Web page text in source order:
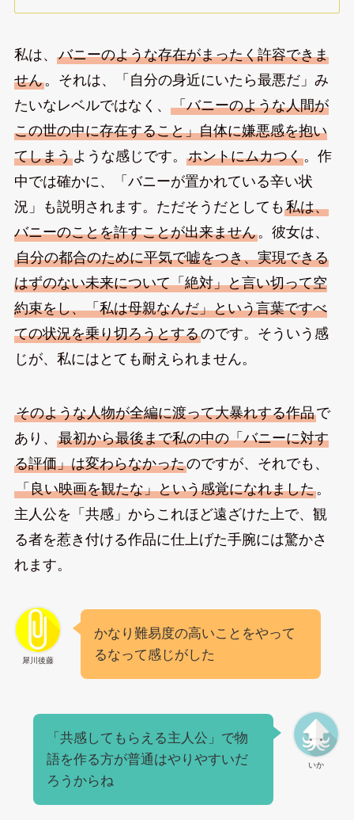
私は、 バニーのような存在がまったく許容できま
せん。それは、「自分の身近にいたら最悪だ」み
たいなレベルではなく、 「バニーのような人間が
この世の中に存在すること」自体に嫌悪感を抱い
てしまうような感じです。 ホントにムカつく。作
中では確かに、「バニーが置かれている辛い状
況」も説明されます。ただそうだとしても私は、
バニーのことを許すことが出来ません。彼女は、
自分の都合のために平気で嘘をつき、実現できる
はずのない未来について「絶対」と言い切って空
約束をし、「私は母親なんだ」という言葉ですべ
ての状況を乗り切ろうとするのです。そういう感
じが、私にはとても耐えられません。
そのような人物が全編に渡って大暴れする作品で
あり、 最初から最後まで私の中の「バニーに対す
る評価」は変わらなかったのですが、それでも、
「良い映画を観たな」という感覚になれました。
主人公を「共感」からこれほど遠ざけた上で、観
る者を惹き付ける作品に仕上げた手腕には驚かさ
れます。
犀川後藤
かなり難易度の高いことをやって
るなって感じがした
いか
「共感してもらえる主人公」で物
語を作る方が普通はやりやすいだ
ろうからね